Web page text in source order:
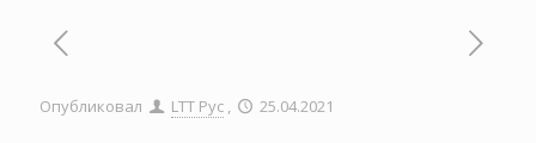
Опубликовал LTT Рус , 25.04.2021